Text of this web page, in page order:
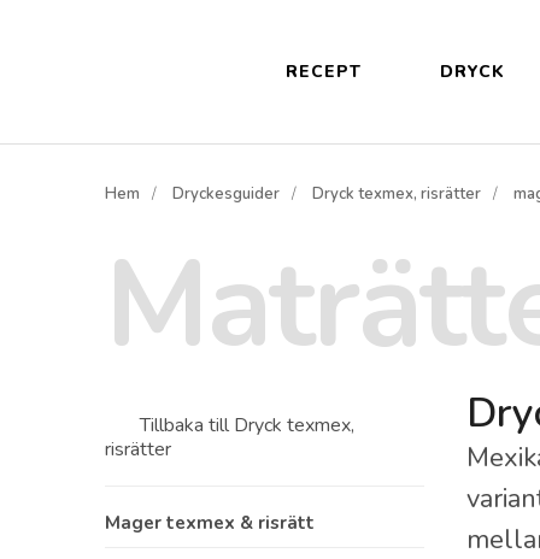
RECEPT DRYCK
Hem Dryckesguider Dryck texmex, risrätter
Tillbaka till Dryck texmex,
risrätter
mager texmex & risrätt